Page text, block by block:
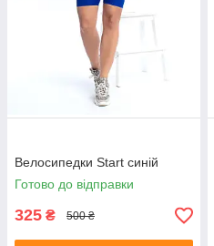
Велосипедки Start синій
Готово до відправки
325 ₴ 500 ₴